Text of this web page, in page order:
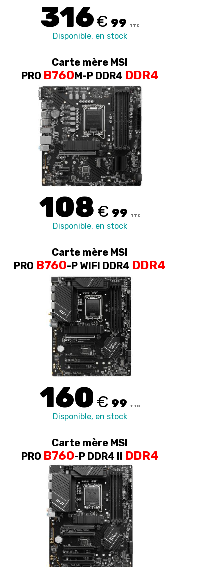
316€ 99 TTC
Disponible, en stock
Carte mère MSI
PRO B760M-P DDR4 DDR4
108 € 99 TTC
Disponible, en stock
Carte mère MSI
PRO B760-P WIFI DDR4 DDR4
160 € 99 TTC
Disponible, en stock
Carte mère MSI
PRO B760-P DDR4 II DDR4